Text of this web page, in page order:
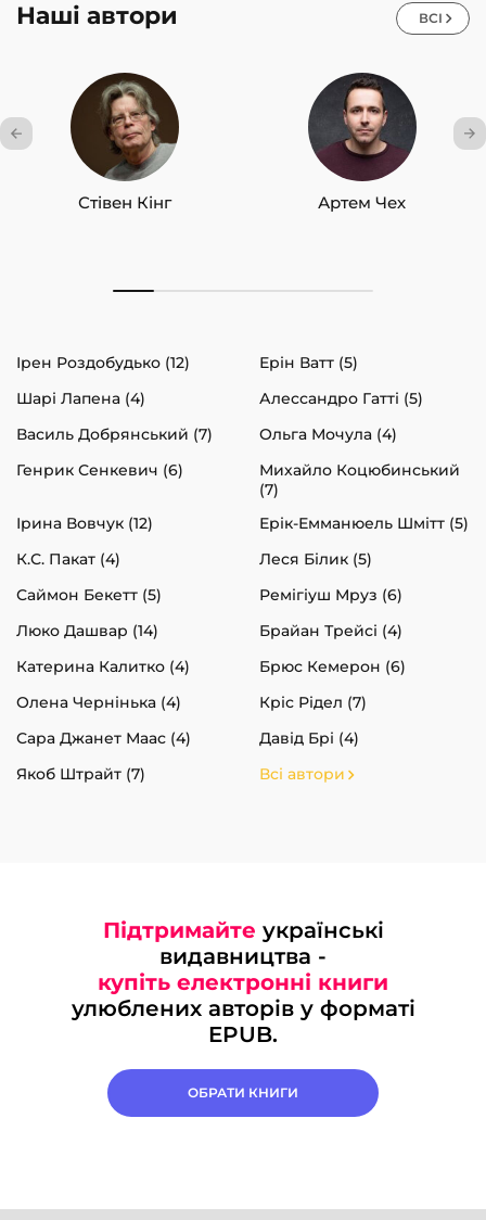
Наші автори ВСІ
Стівен Кінг Артем Чех
Ірен Роздобудько (12)
Ерін Ватт (5)
Шарі Лапена (4)
Алессандро Гатті (5)
Василь Добрянський (7)
Ольга Мочула (4)
Генрик Сенкевич (6)
Михайло Коцюбинський
(7)
Ірина Вовчук (12)
Ерік-Емманюель Шмітт (5)
К.С. Пакат (4)
Леся Білик (5)
Саймон Бекетт (5)
Ремігіуш Мруз (6)
Люко Дашвар (14)
Брайан Трейсі (4)
Катерина Калитко (4)
Брюс Кемерон (6)
Олена Чернінька (4)
Кріс Рідел (7)
Сара Джанет Маас (4)
Давід Брі (4)
Якоб Штрайт (7)
Всі автори
Підтримайте українські
видавництва -
купіть електронні книги
улюблених авторів у форматі
EPUB.
ОБРАТИ КНИГИ